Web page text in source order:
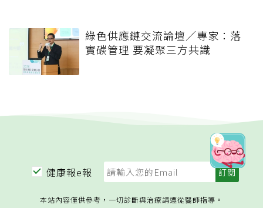
綠色供應鏈交流論壇／專家：落
實碳管理 要凝聚三方共識
健康報e報
本站內容僅供參考，一切診斷與治療請遵從醫師指導。